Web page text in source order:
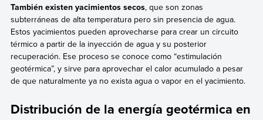
También existen yacimientos secos, que son zonas
subterráneas de alta temperatura pero sin presencia de agua.
Estos yacimientos pueden aprovecharse para crear un circuito
térmico a partir de la inyección de agua y su posterior
recuperación. Ese proceso se conoce como “estimulación
geotérmica”, y sirve para aprovechar el calor acumulado a pesar
de que naturalmente ya no exista agua o vapor en el yacimiento.
Distribución de la energía geotérmica en